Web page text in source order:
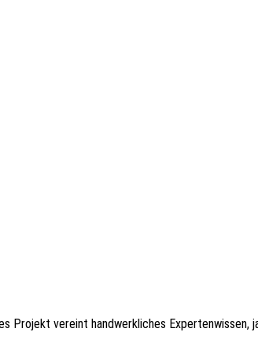
vereint handwerkliches Expertenwissen,